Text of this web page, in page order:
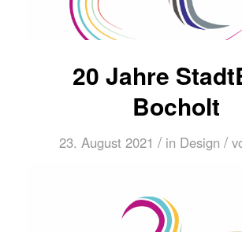
20 Jahre
Bocholt
23. August 2021 / in Design /